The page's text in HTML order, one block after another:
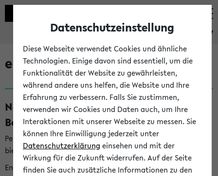
eKVV
eKVV News
Nachhaltigkeitspreis 2026:
Bewerbungsphase gestartet (06.08.26)
Per E-Mail eingestellt von nachhaltigkeitsbuero@uni-
bielefeld.de an den Verteiler 'Alle Studierenden':
English version below
Datenschutzeinstellung
Diese Webseite verwendet Cookies und ähnliche
Technologien. Einige davon sind essentiell, um die
Funktionalität der Website zu gewährleisten,
während andere uns helfen, die Website und Ihre
Erfahrung zu verbessern. Falls Sie zustimmen,
verwenden wir Cookies und Daten auch, um Ihre
Interaktionen mit unserer Webseite zu messen. Sie
können Ihre Einwilligung jederzeit unter
Datenschutzerklärung einsehen und mit der
Wirkung für die Zukunft widerrufen. Auf der Seite
finden Sie auch zusätzliche Informationen zu den